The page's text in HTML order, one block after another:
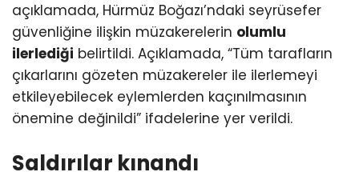
açıklamada, Hürmüz Boğazı’ndaki seyrüsefer
güvenliğine ilişkin müzakerelerin olumlu
ilerlediği belirtildi. Açıklamada, “Tüm tarafların
çıkarlarını gözeten müzakereler ile ilerlemeyi
etkileyebilecek eylemlerden kaçınılmasının
önemine değinildi” ifadelerine yer verildi.
Saldırılar kınandı